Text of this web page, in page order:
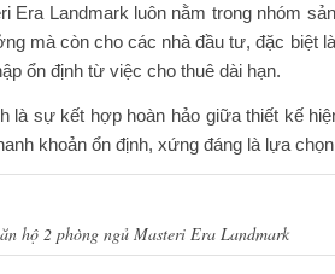
Landmark luôn nằm trong nhóm
mà còn cho các nhà đầu tư, đặc biệt
ổn định từ việc cho thuê dài hạn.
sự kết hợp hoàn hảo giữa thiết kế
khoản ổn định, xứng đáng là lựa
hộ 2 phòng ngủ Masteri Era Landmark